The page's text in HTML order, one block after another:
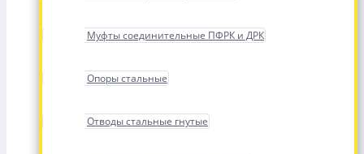
Муфты соединительные ПФРК и ДРК
Опоры стальные
Отводы стальные гнутые